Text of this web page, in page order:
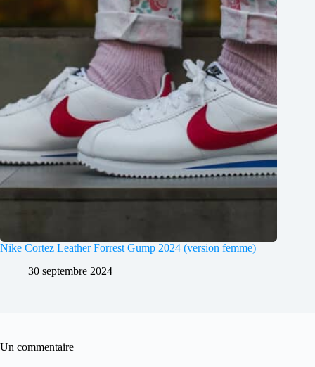
Nike Cortez Leather Forrest Gump 2024 (version femme)
30 septembre 2024
Un commentaire